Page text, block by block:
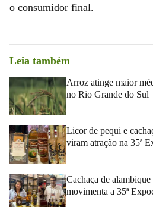
o consumidor final.
Leia também
Arroz atinge maior
no Rio Grande do Sul
Licor de pequi e
viram atração na 35ª
Cachaça de
movimenta a 35ª